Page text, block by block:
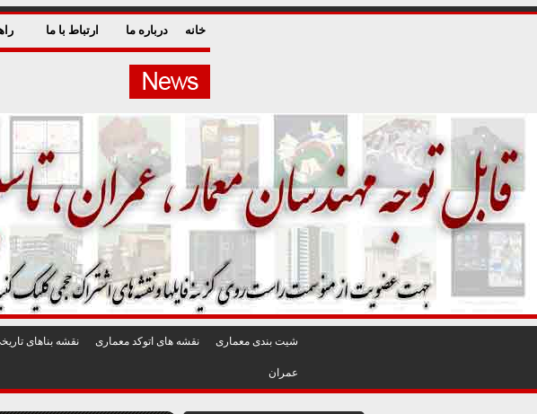
خانه درباره ما ارتباط با ما
شيت بندی معماری نقشه های اتوکد معماری نقشه بناهای
عمران